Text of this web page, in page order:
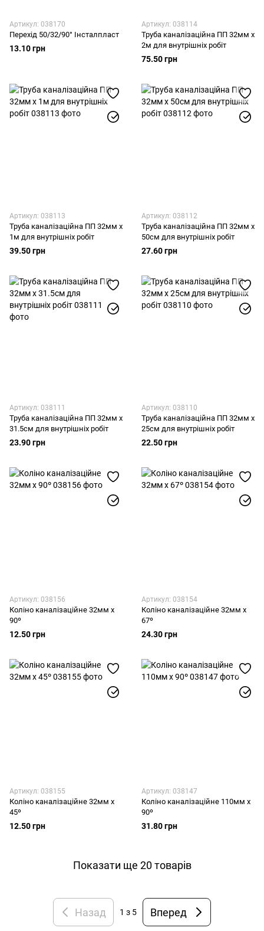
Артикул: 038170
Перехід 50/32/90° Інсталпласт
13.10 грн
Артикул: 038114
Труба каналізаційна ПП 32мм х
2м для внутрішніх робіт
75.50 грн
Артикул: 038113
Труба каналізаційна ПП 32мм х
1м для внутрішніх робіт
39.50 грн
Артикул: 038112
Труба каналізаційна ПП 32мм х
50см для внутрішніх робіт
27.60 грн
Артикул: 038111
Труба каналізаційна ПП 32мм х
31.5см для внутрішніх робіт
23.90 грн
Артикул: 038110
Труба каналізаційна ПП 32мм х
25см для внутрішніх робіт
22.50 грн
Артикул: 038156
Коліно каналізаційне 32мм x
90º
12.50 грн
Артикул: 038154
Коліно каналізаційне 32мм x
67º
24.30 грн
Артикул: 038155
Коліно каналізаційне 32мм x
45º
12.50 грн
Артикул: 038147
Коліно каналізаційне 110мм x
90º
31.80 грн
Показати ще 20 товарів
Назад 1 з 5 Вперед